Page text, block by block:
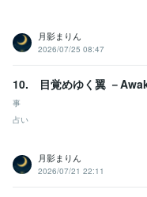
月影まりん
2026/07/25 08:47
10. 目覚めゆく翼 －
事
占い
月影まりん
2026/07/21 22:11